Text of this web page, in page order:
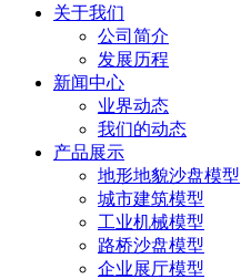
关于我们
公司简介
发展历程
新闻中心
业界动态
我们的动态
产品展示
地形地貌沙盘模型
城市建筑模型
工业机械模型
路桥沙盘模型
企业展厅模型